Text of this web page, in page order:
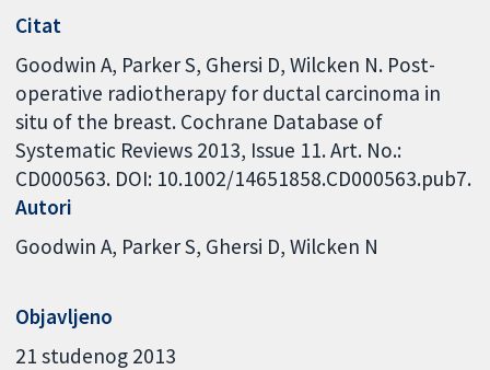
Citat
Goodwin A, Parker S, Ghersi D, Wilcken N. Post-
operative radiotherapy for ductal carcinoma in
situ of the breast. Cochrane Database of
Systematic Reviews 2013, Issue 11. Art. No.:
CD000563. DOI: 10.1002/14651858.CD000563.pub7.
Autori
Goodwin A Parker S Ghersi D Wilcken N
Objavljeno
21 studenog 2013